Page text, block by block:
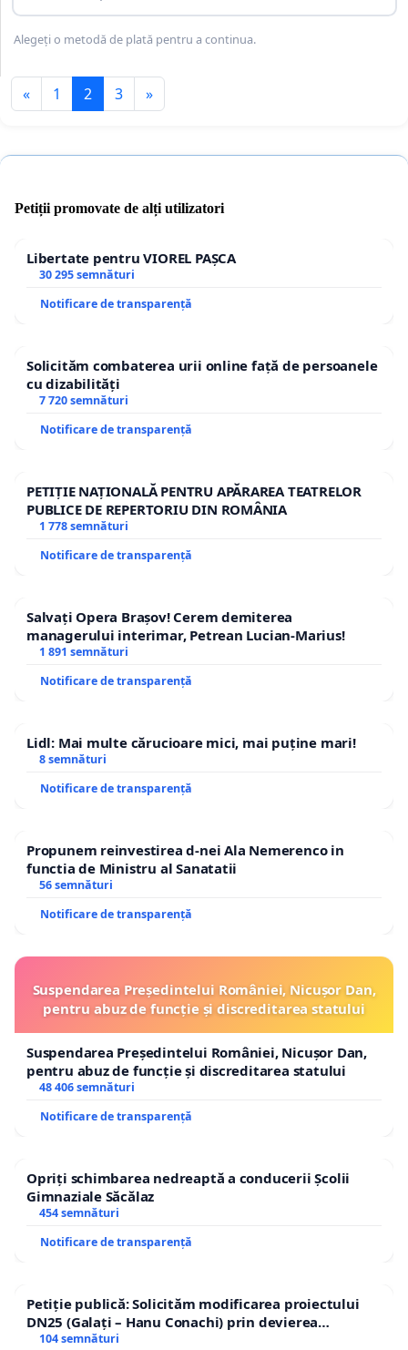
Alegeți o metodă de plată pentru a continua.
« 1 2 3 »
Petiții promovate de alți utilizatori
Libertate pentru VIOREL PAȘCA
30 295 semnături
Notificare de transparență
Solicităm combaterea urii online față de persoanele
cu dizabilități
7 720 semnături
Notificare de transparență
PETIȚIE NAȚIONALĂ PENTRU APĂRAREA TEATRELOR
PUBLICE DE REPERTORIU DIN ROMÂNIA
1 778 semnături
Notificare de transparență
Salvați Opera Brașov! Cerem demiterea
managerului interimar, Petrean Lucian-Marius!
1 891 semnături
Notificare de transparență
Lidl: Mai multe cărucioare mici, mai puține mari!
8 semnături
Notificare de transparență
Propunem reinvestirea d-nei Ala Nemerenco in
functia de Ministru al Sanatatii
56 semnături
Notificare de transparență
Suspendarea Președintelui României, Nicușor Dan,
pentru abuz de funcție și discreditarea statului
Suspendarea Președintelui României, Nicușor Dan,
pentru abuz de funcție și discreditarea statului
48 406 semnături
Notificare de transparență
Opriți schimbarea nedreaptă a conducerii Școlii
Gimnaziale Săcălaz
454 semnături
Notificare de transparență
Petiție publică: Solicităm modificarea proiectului
DN25 (Galați – Hanu Conachi) prin devierea
traseului în afara localităților!
104 semnături